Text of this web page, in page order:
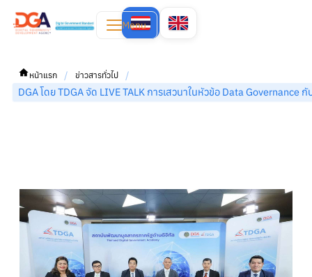
Menu
หน้าแรก / ข่าวสารทั่วไป
/
DGA โดย TDGA จัด LIVE TALK การเสวนาในหัวข้อ Data Governance